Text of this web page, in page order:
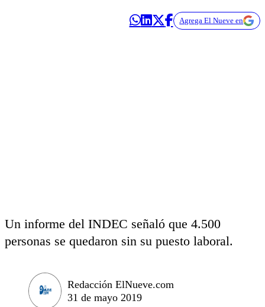
Agrega El Nueve en
Un informe del INDEC señaló que 4.500
personas se quedaron sin su puesto laboral.
Redacción ElNueve.com
31 de mayo 2019